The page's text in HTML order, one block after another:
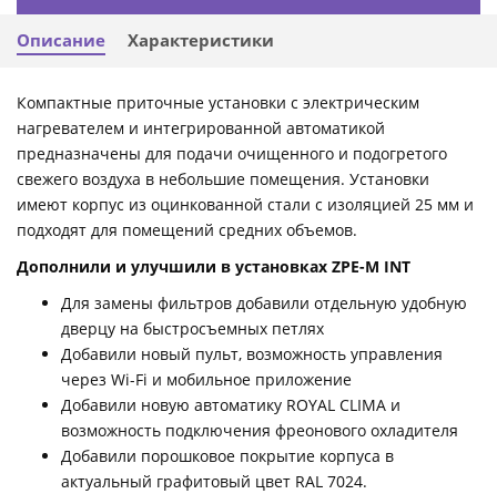
Описание Характеристики
Компактные приточные установки с электрическим
нагревателем и интегрированной автоматикой
предназначены для подачи очищенного и подогретого
свежего воздуха в небольшие помещения. Установки
имеют корпус из оцинкованной стали с изоляцией 25 мм и
подходят для помещений средних объемов.
Дополнили и улучшили в установках ZPE-M INT
Для замены фильтров добавили отдельную удобную
дверцу на быстросъемных петлях
Добавили новый пульт, возможность управления
через Wi-Fi и мобильное приложение
Добавили новую автоматику ROYAL CLIMA и
возможность подключения фреонового охладителя
Добавили порошковое покрытие корпуса в
актуальный графитовый цвет RAL 7024.